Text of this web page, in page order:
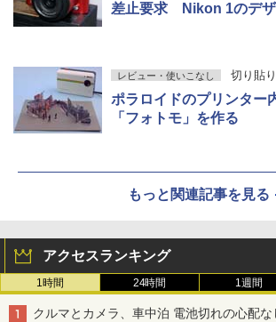
差止要求 Nikon 1のデザ
レビュー・使いこなし 切り貼
ポラロイドのプリンター
「フォトモ」を作る
もっと関連記事を見る
アクセスランキング
1時間 24時間 1週間
クルマとカメラ、車中泊 電池切れの心配な